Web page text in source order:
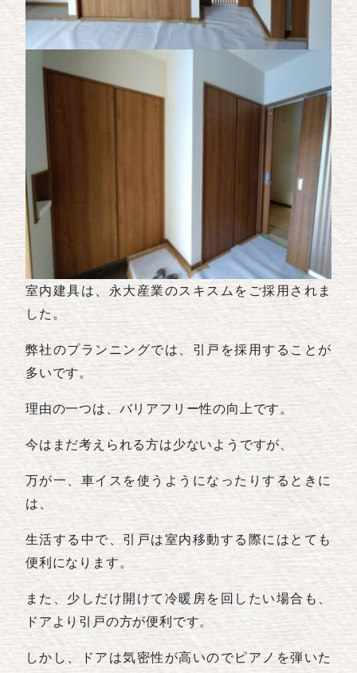
室内建具は、永大産業のスキスムをご採用されま
した。
弊社のプランニングでは、引戸を採用することが
多いです。
理由の一つは、バリアフリー性の向上です。
今はまだ考えられる方は少ないようですが、
万が一、車イスを使うようになったりするときに
は、
生活する中で、引戸は室内移動する際にはとても
便利になります。
また、少しだけ開けて冷暖房を回したい場合も、
ドアより引戸の方が便利です。
しかし、ドアは気密性が高いのでピアノを弾いた